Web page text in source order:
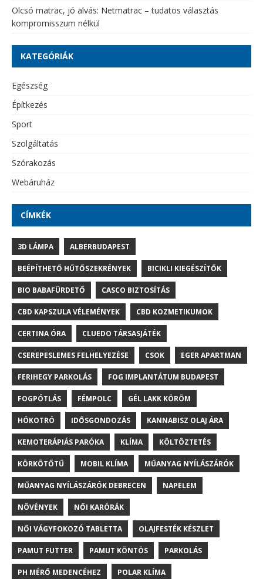
Olcsó matrac, jó alvás: Netmatrac – tudatos választás
kompromisszum nélkül
KATEGÓRIÁK
Egészség
Építkezés
Sport
Szolgáltatás
Szórakozás
Webáruház
CÍMKÉK
3D LÁMPA ALBERBUDAPEST
BEÉPÍTHETŐ HŰTŐSZEKRÉNYEK BICIKLI KIEGÉSZÍTŐK
BIO BABAFÜRDETŐ CASCO BIZTOSÍTÁS
CBD KAPSZULA VÉLEMÉNYEK CBD KOZMETIKUMOK
CERTINA ÓRA CLUEDO TÁRSASJÁTÉK
CSEREPESLEMES FELHELYEZÉSE CSOK EGER APARTMAN
FERIHEGY PARKOLÁS FOG IMPLANTÁTUM BUDAPEST
FOGPÓTLÁS FÉMPOLC GÉL LAKK KÖRÖM
HÓKOTRÓ IDŐSGONDOZÁS KANNABISZ OLAJ ÁRA
KEMOTERÁPIÁS PARÓKA KLÍMA KÖLTÖZTETÉS
KÖRKÖTŐTŰ MOBIL KLÍMA MŰANYAG NYÍLÁSZÁRÓK
MŰANYAG NYÍLÁSZÁRÓK DEBRECEN NAPELEM
NÖVÉNYEK NŐI KARÓRÁK
NŐI VÁGYFOKOZÓ TABLETTA OLAJFESTÉK KÉSZLET
PAMUT FUTTER PAMUT KÖNTÖS PARKOLÁS
PH MÉRŐ MEDENCÉHEZ POLAR KLÍMA